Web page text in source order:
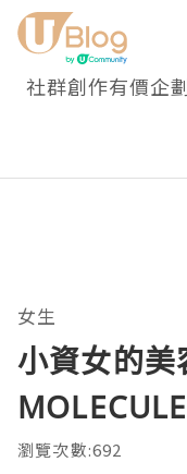
社群創作有價企
女生
小資女的美
瀏覽次數:692